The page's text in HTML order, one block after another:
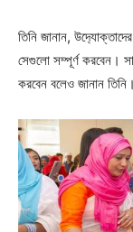
তিনি জানান,
সেগুলো সম্পূর্ণ করবেন।
করবেন বলেও জানান তিনি।